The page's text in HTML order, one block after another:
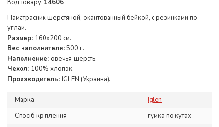
Код товару: 14606
Наматрасник шерстяной, окантованный бейкой, с резинками по
углам.
Размер: 160x200 см.
Вес наполнителя: 500 г.
Наполнение: овечья шерсть.
Чехол: 100% хлопок.
Производитель: IGLEN (Украина).
Марка
Iglen
Спосіб кріплення
гумка по кутах